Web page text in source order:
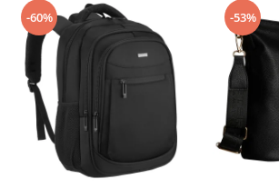
-60% -53%